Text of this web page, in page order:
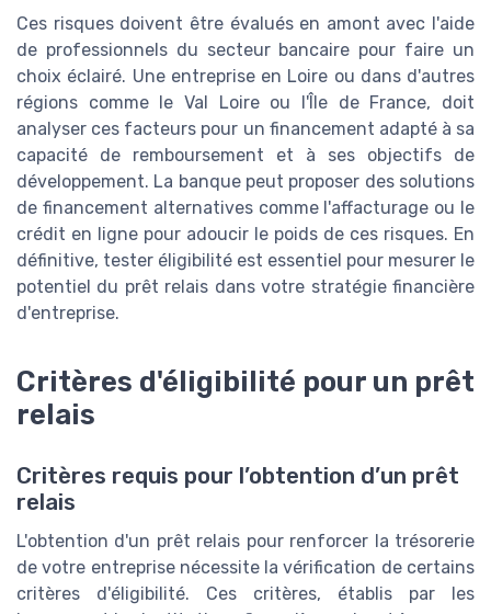
Ces risques doivent être évalués en amont avec l'aide
de professionnels du secteur bancaire pour faire un
choix éclairé. Une entreprise en Loire ou dans d'autres
régions comme le Val Loire ou l'Île de France, doit
analyser ces facteurs pour un financement adapté à sa
capacité de remboursement et à ses objectifs de
développement. La banque peut proposer des solutions
de financement alternatives comme l'affacturage ou le
crédit en ligne pour adoucir le poids de ces risques. En
définitive, tester éligibilité est essentiel pour mesurer le
potentiel du prêt relais dans votre stratégie financière
d'entreprise.
Critères d'éligibilité pour un prêt
relais
Critères requis pour l’obtention d’un prêt
relais
L'obtention d'un prêt relais pour renforcer la trésorerie
de votre entreprise nécessite la vérification de certains
critères d'éligibilité. Ces critères, établis par les